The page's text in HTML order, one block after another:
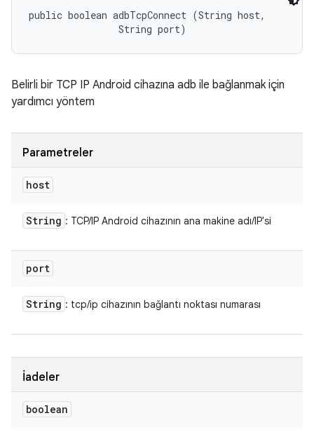
public boolean adbTcpConnect (String host,
                String port)
Belirli bir TCP IP Android cihazına adb ile bağlanmak için
yardımcı yöntem
Parametreler
host
String : TCP/IP Android cihazının ana makine adı/IP'si
port
String : tcp/ip cihazının bağlantı noktası numarası
İadeler
boolean